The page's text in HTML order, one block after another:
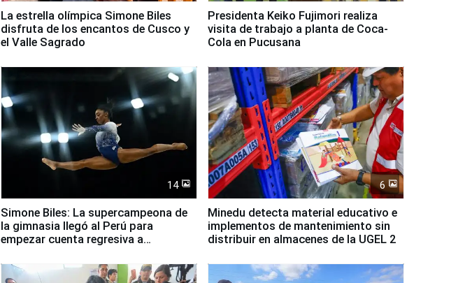
La estrella olímpica Simone Biles
disfruta de los encantos de Cusco y
el Valle Sagrado
Presidenta Keiko Fujimori realiza
visita de trabajo a planta de Coca-
Cola en Pucusana
14
Simone Biles: La supercampeona de
la gimnasia llegó al Perú para
empezar cuenta regresiva a
6
Minedu detecta material educativo e
implementos de mantenimiento sin
distribuir en almacenes de la UGEL 2